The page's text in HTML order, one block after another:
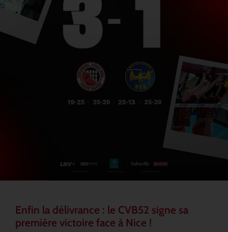
Enfin la délivrance : le CVB52 signe sa
première victoire face à Nice !